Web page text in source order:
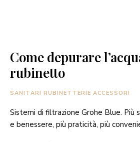
Come depurare
rubinetto
SANITARI RUBINETTERIE ACCESSORI
Sistemi di filtrazione Grohe Blue. Più
e benessere, più praticità, più